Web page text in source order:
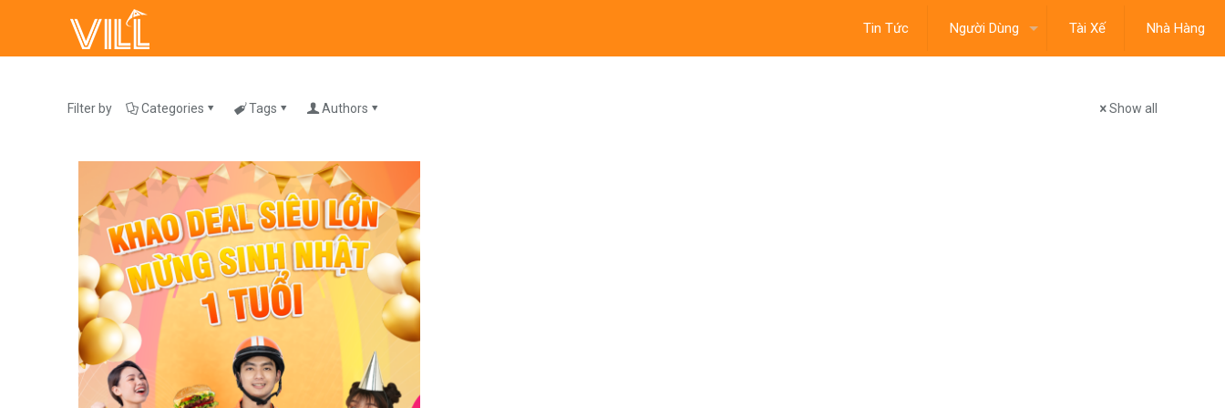
Tin Tức Người Dùng Tài Xế Nhà Hàng
Filter by Categories Tags Authors Show all